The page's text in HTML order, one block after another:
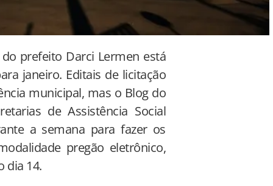
prefeito Darci Lermen está
janeiro. Editais de licitação
municipal, mas o Blog do
de Assistência Social
a semana para fazer os
pregão eletrônico,
dia 14.